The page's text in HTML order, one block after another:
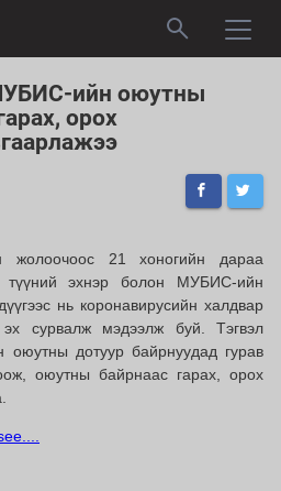
ийн оюутны
орох
жолоочоос 21 хоногийн дараа
түүний эхнэр болон МУБИС-ийн
нь коронавирусийн халдвар
сурвалж мэдээлж буй. Тэгвэл
дотуур байрнуудад гурав
оюутны байрнаас гарах, орох